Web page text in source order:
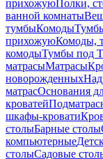
прихожуюПолки,
ванной комнаты
тумбыКомоды
прихожуюКомоды,
комодыТумбы под
матрасыМатрасы
новорожденных
матрасОснования
кроватей
шкафы-кровати
столыБарные столы
компьютерные
столыСадовые